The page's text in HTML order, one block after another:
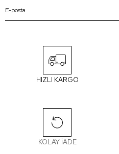
HIZLI KARGO
KOLAY İADE